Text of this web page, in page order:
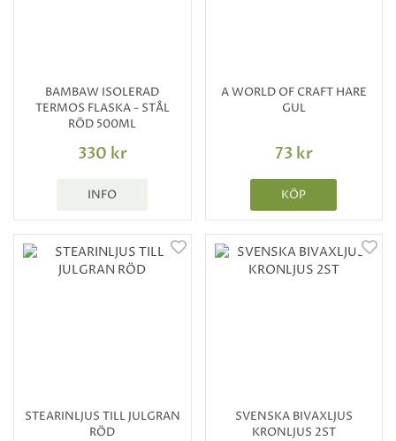
BAMBAW ISOLERAD
TERMOS FLASKA - STÅL
RÖD 500ML
330 kr
INFO
A WORLD OF CRAFT HARE
GUL
73 kr
KÖP
STEARINLJUS TILL JULGRAN
RÖD
SVENSKA BIVAXLJUS
KRONLJUS 2ST